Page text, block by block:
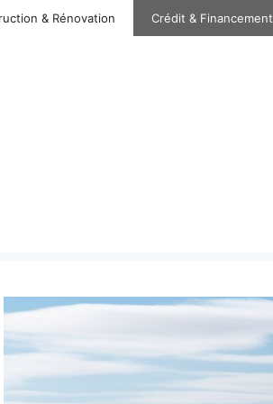
& Rénovation Crédit & Financement